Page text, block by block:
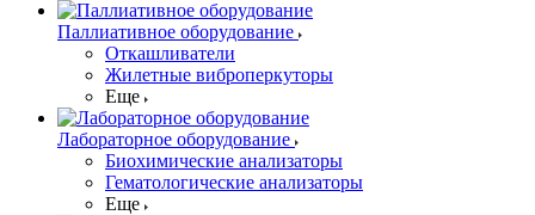
Паллиативное оборудование
Откашливатели
Жилетные виброперкуторы
Еще
Лабораторное оборудование
Биохимические анализаторы
Гематологические анализаторы
Еще